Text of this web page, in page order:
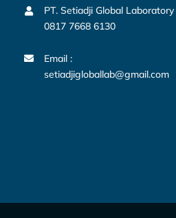
PT. Setiadji Global Laboratory
0817 7668 6130
Email :
setiadjigloballab@gmail.com